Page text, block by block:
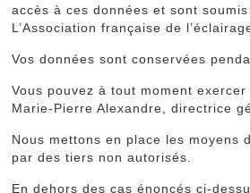
accès à ces données et sont
L’Association française de
Vos données sont conservées
Vous pouvez à tout moment
Marie-Pierre Alexandre, directrice
Nous mettons en place les moyens
par des tiers non autorisés.
En dehors des cas énoncés ci-